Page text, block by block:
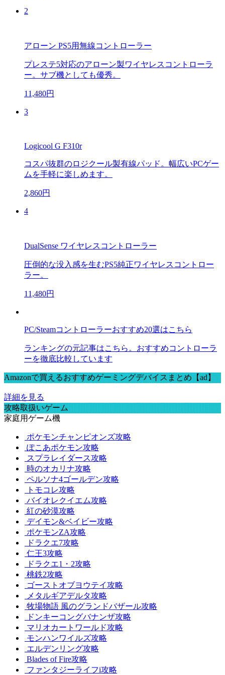
2
アローン PS5用無線コントローラー
プレステ5対応のアローン製ワイヤレスコントローラ
ー。サブ機としても優秀。
11,480円
3
Logicool G F310r
コスパ抜群のロジクール製有線パッド。幅広いPCゲー
ムを手軽に楽しめます。
2,860円
4
DualSense ワイヤレスコントローラー
圧倒的な没入感を生むPS5純正ワイヤレスコントロー
ラー。
11,480円
PC/Steamコントローラーおすすめ20選はこちら
ランキングの元記事はこちら。おすすめコントローラ
ーを徹底比較しています
Amazonで買えるおすすめゲーミングデバイスまとめ【ad】
詳細を見る
攻略取扱いゲーム
家庭用ゲーム機
ポケモンチャンピオンズ攻略
ぽこあポケモン攻略
スプラレイダース攻略
時のオカリナ攻略
ペルソナ4ゴールデン攻略
トモコレ攻略
バイオレクイエム攻略
紅の砂漠攻略
デイモン&ベイビー攻略
ポケモンZA攻略
ドラクエ7攻略
仁王3攻略
ドラクエ1・2攻略
桃鉄2攻略
ゴーストオブヨウテイ攻略
メタルギアデルタ攻略
牧場物語 風のグランドバザール攻略
ドンキーコングバナンザ攻略
マリオカートワールド攻略
モンハンワイルズ攻略
エルデンリング攻略
Blades of Fire攻略
ファンタジーライフi攻略